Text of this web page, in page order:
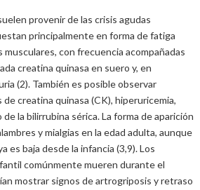
provenir de las crisis agudas
principalmente en forma de fatiga
con frecuencia acompañadas
creatina quinasa en suero y, en
(2). También es posible observar
creatina quinasa (CK), hiperuricemia,
la bilirrubina sérica. La forma de aparición
y mialgias en la edad adulta, aunque
es baja desde la infancia (3,9). Los
comúnmente mueren durante el
mostrar signos de artrogriposis y retraso